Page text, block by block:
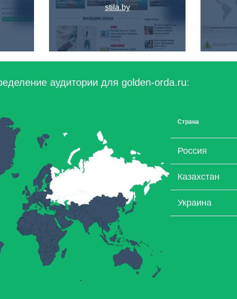
stila.by
аудитории для golden-orda.ru:
Страна
Россия
Казахстан
Украина